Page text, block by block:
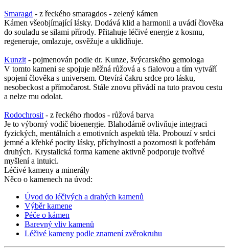
Smaragd - z řeckého smaragdos - zelený kámen
Kámen všeobjímající lásky. Dodává klid a harmonii a uvádí člověka
do souladu se silami přírody. Přitahuje léčivé energie z kosmu,
regeneruje, omlazuje, osvěžuje a uklidňuje.
Kunzit - pojmenován podle dr. Kunze, švýcarského gemologa
V tomto kameni se spojuje něžná růžová a s fialovou a tím vytváří
spojení člověka s universem. Otevírá čakru srdce pro lásku,
nesobeckost a přímočarost. Stále znovu přivádí na tuto pravou cestu
a nelze mu odolat.
Rodochrosit - z řeckého rhodos - růžová barva
Je to výborný vodič bioenergie. Blahodárně ovlivňuje integraci
fyzických, mentálních a emotivních aspektů těla. Probouzí v srdci
jemné a křehké pocity lásky, příchylnosti a pozornosti k potřebám
druhých. Krystalická forma kamene aktivně podporuje tvořivé
myšlení a intuici.
Léčivé kameny a minerály
Něco o kamenech na úvod:
Úvod do léčivých a drahých kamenů
Výběr kamene
Péče o kámen
Barevný vliv kamenů
Léčivé kameny podle znamení zvěrokruhu